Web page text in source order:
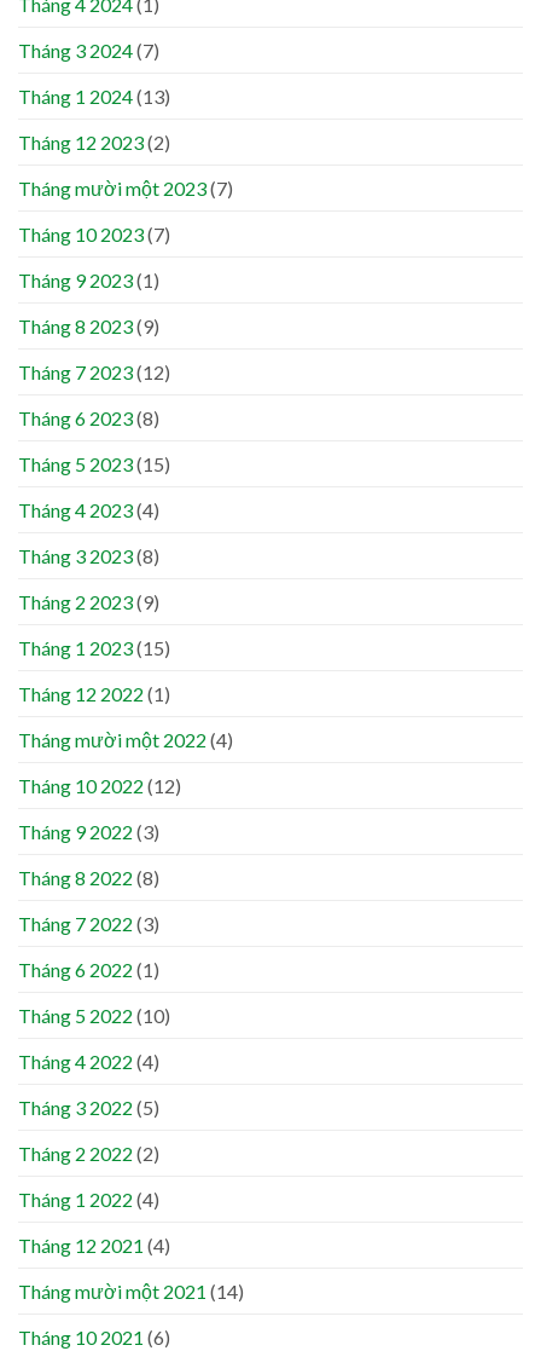
Tháng 4 2024(1)
Tháng 3 2024(7)
Tháng 1 2024(13)
Tháng 12 2023(2)
Tháng mười một 2023(7)
Tháng 10 2023(7)
Tháng 9 2023(1)
Tháng 8 2023(9)
Tháng 7 2023(12)
Tháng 6 2023(8)
Tháng 5 2023(15)
Tháng 4 2023(4)
Tháng 3 2023(8)
Tháng 2 2023(9)
Tháng 1 2023(15)
Tháng 12 2022 (1)
Tháng mười một 2022 (4)
Tháng 10 2022 (12)
Tháng 9 2022 (3)
Tháng 8 2022 (8)
Tháng 7 2022 (3)
Tháng 6 2022 (1)
Tháng 5 2022 (10)
Tháng 4 2022 (4)
Tháng 3 2022 (5)
Tháng 2 2022 (2)
Tháng 1 2022 (4)
Tháng 12 2021 (4)
Tháng mười một 2021 (14)
Tháng 10 2021 (6)